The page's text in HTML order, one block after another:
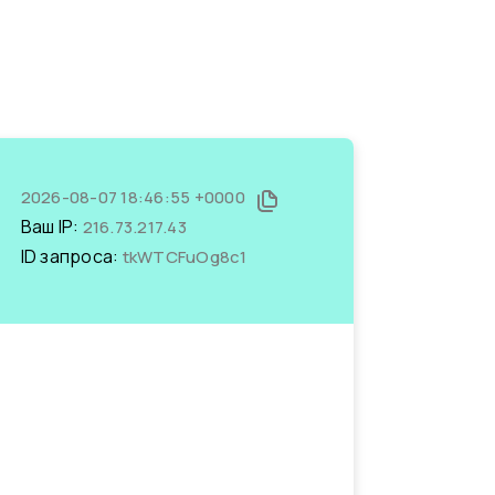
2026-08-07 18:46:55 +0000
Ваш IP: 216.73.217.43
ID запроса: tkWTCFuOg8c1